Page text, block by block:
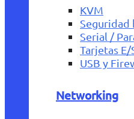
KVM
Serial /
Tarjetas E/
USB y
Networking